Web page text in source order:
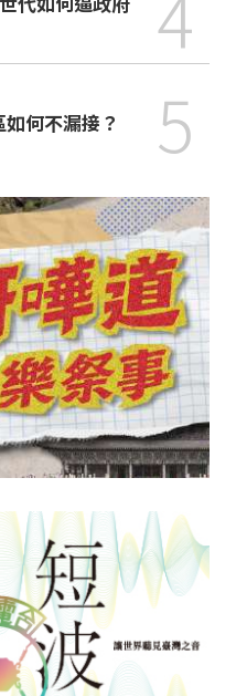
何不漏接？ 5